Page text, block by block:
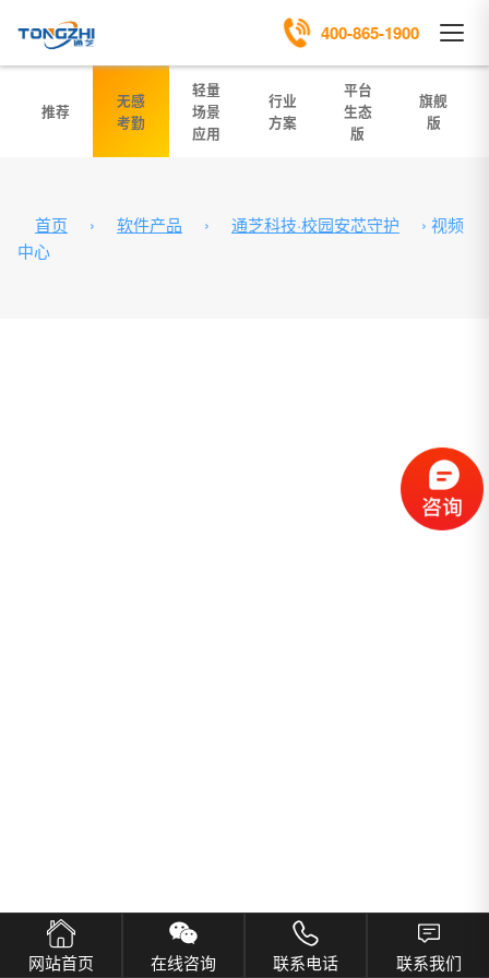
400-865-1900
网站首页 在线咨询 联系电话 联系我们
推荐
无感
考勤
轻量
场景
应用
行业
方案
平台
生态
版
旗舰
版
首页 › 软件产品 › 通芝科技·校园安芯守护 › 视频
中心